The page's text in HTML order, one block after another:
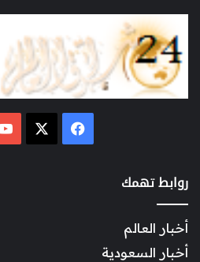
فيسبوك
روابط تهمك
أخبار العالم
أخبار السعودية